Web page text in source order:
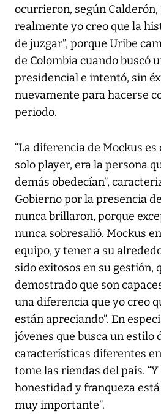
ocurrieron, según Calderón,
realmente yo creo que la
de juzgar”, porque Uribe
de Colombia cuando buscó
presidencial e intentó, sin
nuevamente para hacerse
periodo.
“La diferencia de Mockus
solo player, era la persona
demás obedecían”,
Gobierno por la presencia
nunca brillaron, porque
nunca sobresalió. Mockus
equipo, y tener a su
sido exitosos en su gestión,
demostrado que son
una diferencia que yo creo
están apreciando”. En
jóvenes que busca un estilo
características diferentes
tome las riendas del país.
honestidad y franqueza
muy importante”.